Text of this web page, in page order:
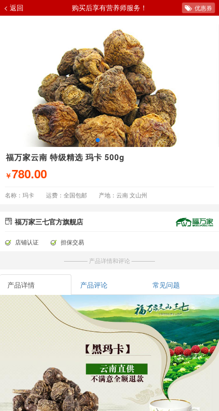
< 返回 购买后享有营养师服务！ 优惠券
福万家云南 特级精选 玛卡 500g
￥780.00
名称：玛卡 运费：全国包邮 产地：云南 文山州
福万家三七官方旗舰店
店铺认证 担保交易
———— 产品详情和评论 ————
产品详情 产品评论 常见问题